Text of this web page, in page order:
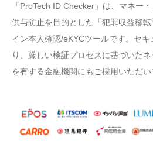
「ProTech ID Checker」は、マネー
供与防止を目的とした「犯罪収益移
イン本人確認/eKYCツールです。セ
り、厳しい検証プロセスに基づいた
を有する金融機関にもご採用いただい